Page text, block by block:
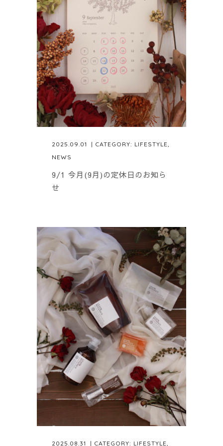
2025.09.01 | CATEGORY: LIFESTYLE,
NEWS
9/1 今月(9月)の定休日のお知ら
せ
2025.08.31 | CATEGORY: LIFESTYLE,